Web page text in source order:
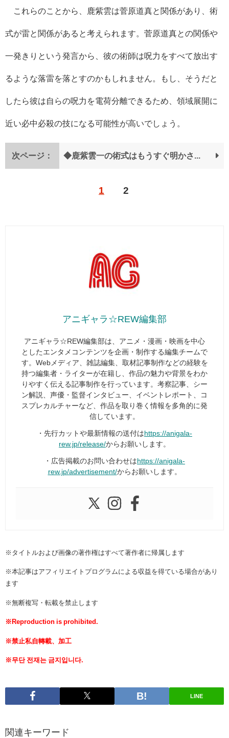
これらのことから、鹿紫雲は菅原道真と関係があり、術
式が雷と関係があると考えられます。菅原道真との関係や
一発きりという発言から、彼の術師は呪力をすべて放出す
るような落雷を落とすのかもしれません。もし、そうだと
したら彼は自らの呪力を電荷分離できるため、領域展開に
近い必中必殺の技になる可能性が高いでしょう。
次ページ：
1 2
アニギャラ☆REW編集部
アニギャラ☆REW編集部は、アニメ・漫画・映画を中心
としたエンタメコンテンツを企画・制作する編集チームで
す。Webメディア、雑誌編集、取材記事制作などの経験を
持つ編集者・ライターが在籍し、作品の魅力や背景をわか
りやすく伝える記事制作を行っています。考察記事、シー
ン解説、声優・監督インタビュー、イベントレポート、コ
スプレカルチャーなど、作品を取り巻く情報を多角的に発
信しています。
・先行カットや最新情報の送付は https://anigala-
rew.jp/release/からお願いします。
・広告掲載のお問い合わせは https://anigala-
rew.jp/advertisement/からお願いします。
※タイトルおよび画像の著作権はすべて著作者に帰属します
※本記事はアフィリエイトプログラムによる収益を得ている場合があり
ます
※無断複写・転載を禁止します
※Reproduction is prohibited.
※禁止私自轉載、加工
※무단 전재는 금지입니다.
LINE
関連キーワード